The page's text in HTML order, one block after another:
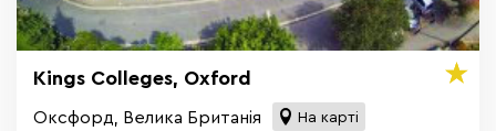
Kings Colleges, Oxford
Оксфорд, Велика Британія На карті